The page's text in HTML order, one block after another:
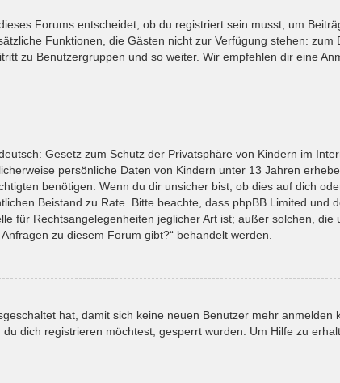
Forums entscheidet, ob du registriert sein musst, um
Funktionen, die Gästen nicht zur Verfügung stehen: zum
zu Benutzergruppen und so weiter. Wir empfehlen dir eine
Gesetz zum Schutz der Privatsphäre von Kindern im
persönliche Daten von Kindern unter 13 Jahren
benötigen. Wenn du dir unsicher bist, ob dies auf dich
Beistand zu Rate. Bitte beachte, dass phpBB Limited und
für Rechtsangelegenheiten jeglicher Art ist; außer solchen, die
zu diesem Forum gibt?“ behandelt werden.
hat, damit sich keine neuen Benutzer mehr anmelden
dich registrieren möchtest, gesperrt wurden. Um Hilfe zu